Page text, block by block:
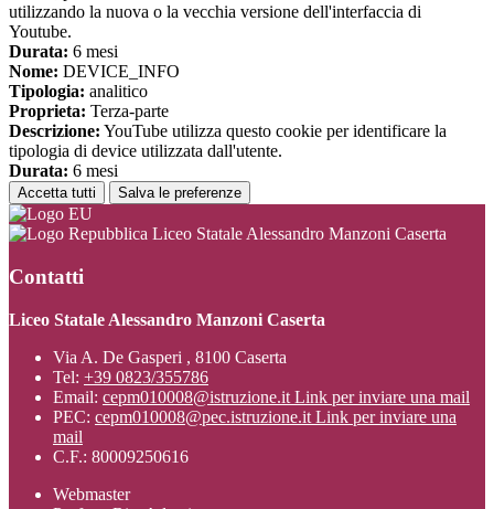
utilizzando la nuova o la vecchia versione dell'interfaccia di
Youtube.
Durata: 6 mesi
Nome: DEVICE_INFO
Tipologia: analitico
Proprieta: Terza-parte
Descrizione: YouTube utilizza questo cookie per identificare la
tipologia di device utilizzata dall'utente.
Durata: 6 mesi
Accetta tutti Salva le preferenze
Liceo Statale Alessandro Manzoni Caserta
Contatti
Liceo Statale Alessandro Manzoni Caserta
Via A. De Gasperi , 8100 Caserta
Tel: +39 0823/355786
Email: cepm010008@istruzione.it Link per inviare una mail
PEC: cepm010008@pec.istruzione.it Link per inviare una
mail
C.F.: 80009250616
Webmaster